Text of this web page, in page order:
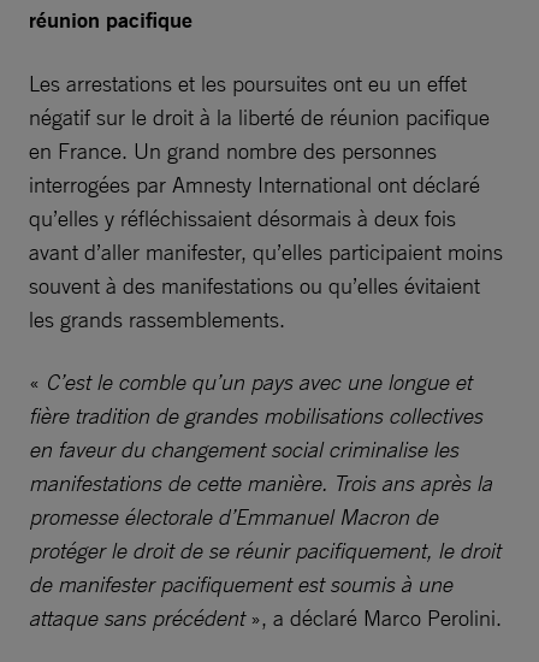
réunion pacifique
Les arrestations et les poursuites ont eu un effet
négatif sur le droit à la liberté de réunion pacifique
en France. Un grand nombre des personnes
interrogées par Amnesty International ont déclaré
qu’elles y réfléchissaient désormais à deux fois
avant d’aller manifester, qu’elles participaient moins
souvent à des manifestations ou qu’elles évitaient
les grands rassemblements.
« C’est le comble qu’un pays avec une longue et
fière tradition de grandes mobilisations collectives
en faveur du changement social criminalise les
manifestations de cette manière. Trois ans après la
promesse électorale d’Emmanuel Macron de
protéger le droit de se réunir pacifiquement, le droit
de manifester pacifiquement est soumis à une
attaque sans précédent», a déclaré Marco Perolini.